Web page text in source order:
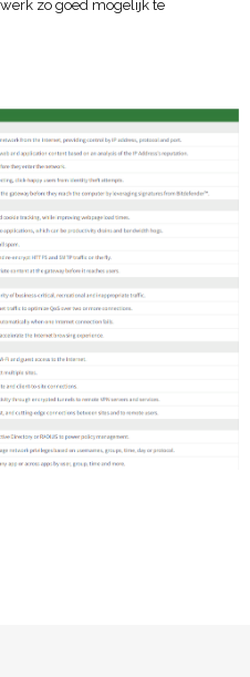
zo goed mogelijk te